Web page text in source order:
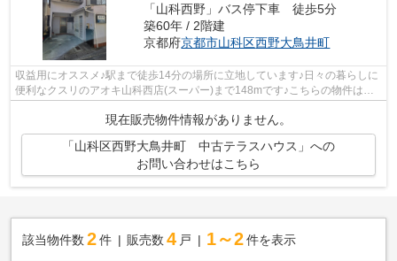
「山科西野」バス停下車 徒歩5分
築60年 / 2階建
京都府京都市山科区西野大鳥井町
収益用にオススメ♪駅まで徒歩14分の場所に立地しています♪日々の暮らしに
便利なクスリのアオキ山科西店(スーパー)まで148mです♪こちらの物件はコ
ンビニまでの距離が290mです♪ファミリ...
現在販売物件情報がありません。
「山科区西野大鳥井町 中古テラスハウス」への
お問い合わせはこちら
該当物件数 2件 販売数 4 戸 1～2 件を表示